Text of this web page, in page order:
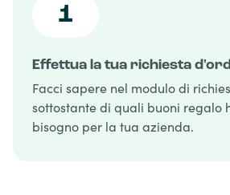
1
Effettua la tua richiesta
Facci sapere nel modulo di
sottostante di quali buoni regalo
bisogno per la tua azienda.